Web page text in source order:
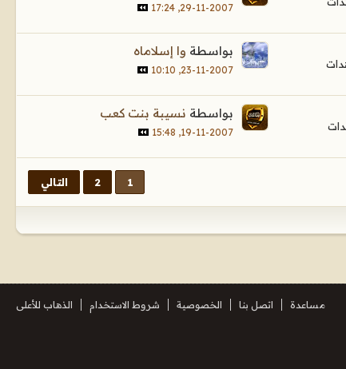
29-11-2007, 17:24
بواسطة وا إسلاماه
23-11-2007, 10:10
بواسطة نسيبة بنت كعب
19-11-2007, 15:48
1
2 التالي
مساعدة اتصل بنا الخصوصية شروط الاستخدام الذهاب للأعلى